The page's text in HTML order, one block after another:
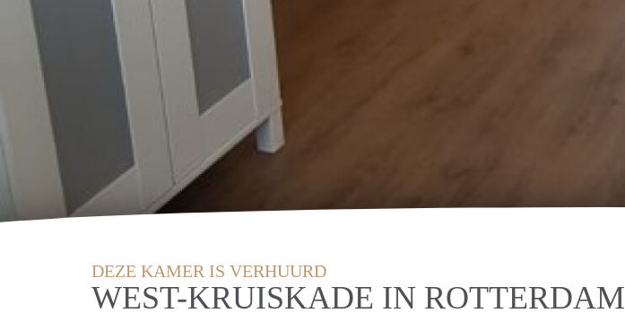
DEZE KAMER IS VERHUURD
WEST-KRUISKADE IN ROTTERDAM